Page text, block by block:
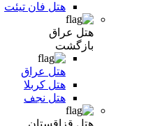
هتل فان تیئت
هتل عراق
بازگشت
هتل عراق
هتل کربلا
هتل نجف
هتل قزاقستان